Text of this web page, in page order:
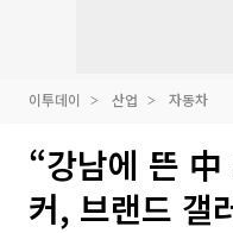
이투데이 산업 자동차
“강남에 뜬
커, 브랜드 갤